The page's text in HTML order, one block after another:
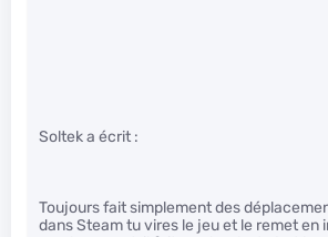
Soltek a écrit :
Toujours fait simplement des
dans Steam tu vires le jeu et le remet en